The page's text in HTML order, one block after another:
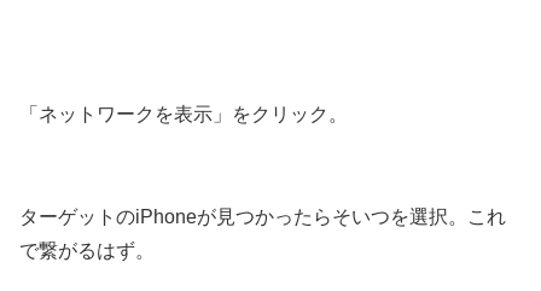
「ネットワークを表示」をクリック。
ターゲットのiPhoneが見つかったらそいつを選択。これ
で繋がるはず。